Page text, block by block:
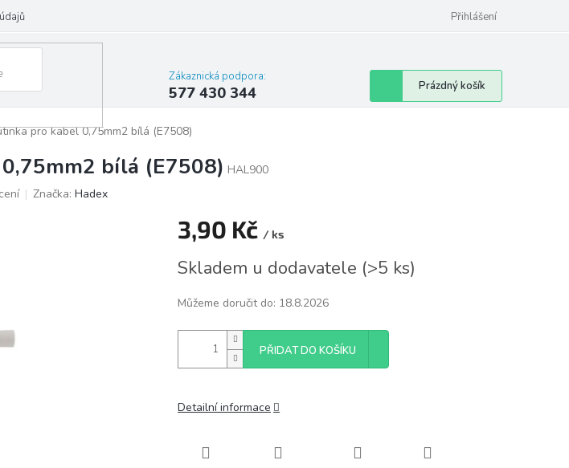
Přihlášení
Zákaznická podpora:
577 430 344
Nákupní
košík
Prázdný košík
pro kabel 0,75mm2 bílá (E7508)
bílá (E7508) HAL900
Značka: Hadex
3,90 Kč / ks
cena:
Skladem u dodavatele (>5 ks)
Můžeme doručit do: 18.8.2026
PŘIDAT DO KOŠÍKU
Detailní informace